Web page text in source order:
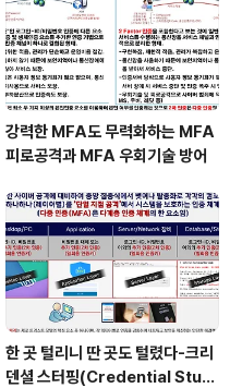
강력한 MFA도 무력화하는 MFA
피로공격과 MFA 우회기술 방어
한 곳 털리니 딴 곳도 털렸다-크리
덴셜 스터핑(Credential Stuff